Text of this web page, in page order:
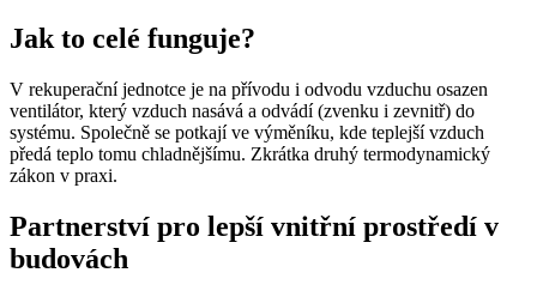
Jak to celé funguje?
V rekuperační jednotce je na přívodu i odvodu vzduchu osazen
ventilátor, který vzduch nasává a odvádí (zvenku i zevnitř) do
systému. Společně se potkají ve výměníku, kde teplejší vzduch
předá teplo tomu chladnějšímu. Zkrátka druhý termodynamický
zákon v praxi.
Partnerství pro lepší vnitřní prostředí v
budovách